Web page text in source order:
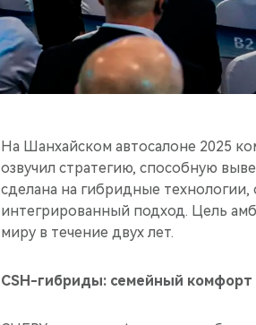
На Шанхайском автосалоне 2025
озвучил стратегию, способную
сделана на гибридные
интегрированный подход. Цель
миру в течение двух лет.
CSH-гибриды: семейный